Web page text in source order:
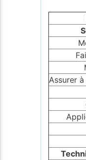
Assurer